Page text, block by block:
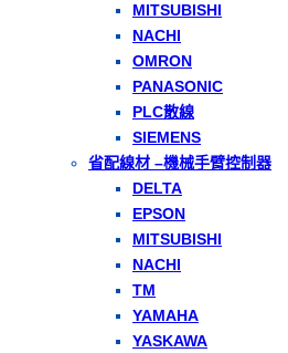
MITSUBISHI
NACHI
OMRON
PANASONIC
PLC散線
SIEMENS
省配線材 –機械手臂控制器
DELTA
EPSON
MITSUBISHI
NACHI
TM
YAMAHA
YASKAWA